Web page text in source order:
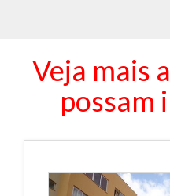
Veja mais
possam